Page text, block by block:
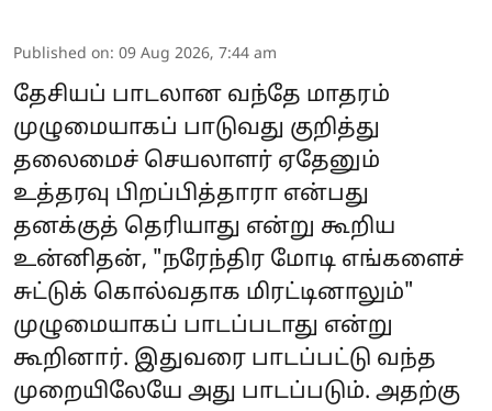
Published on: 09 Aug 2026, 7:44 am
தேசியப் பாடலான வந்தே மாதரம்
முழுமையாகப் பாடுவது குறித்து
தலைமைச் செயலாளர் ஏதேனும்
உத்தரவு பிறப்பித்தாரா என்பது
தனக்குத் தெரியாது என்று கூறிய
உன்னிதன், "நரேந்திர மோடி எங்களைச்
சுட்டுக் கொல்வதாக மிரட்டினாலும்"
முழுமையாகப் பாடப்படாது என்று
கூறினார். இதுவரை பாடப்பட்டு வந்த
முறையிலேயே அது பாடப்படும். அதற்கு